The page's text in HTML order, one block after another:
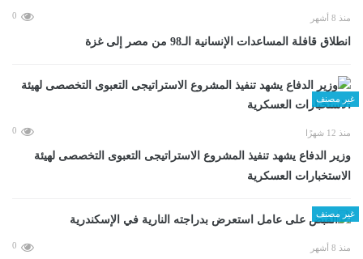
منذ 8 أشهر 0
انطلاق قافلة المساعدات الإنسانية الـ98 من مصر إلى غزة
غير مصنف
منذ 12 شهرًا 0
وزير الدفاع يشهد تنفيذ المشروع الاستراتيجى التعبوى التخصصى لهيئة
الاستخبارات العسكرية
غير مصنف
منذ 8 أشهر 0